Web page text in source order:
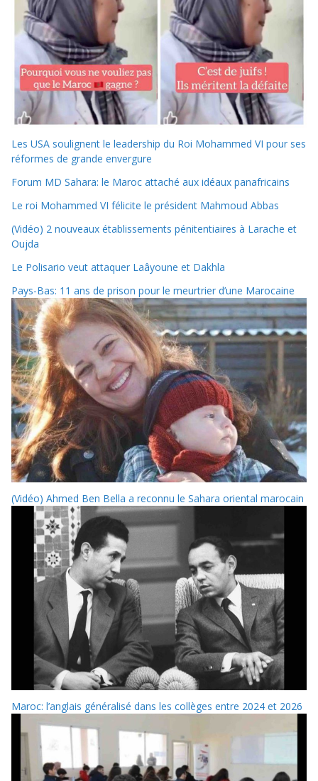
Les USA soulignent le leadership du Roi Mohammed VI pour ses
réformes de grande envergure
Forum MD Sahara: le Maroc attaché aux idéaux panafricains
Le roi Mohammed VI félicite le président Mahmoud Abbas
(Vidéo) 2 nouveaux établissements pénitentiaires à Larache et
Oujda
Le Polisario veut attaquer Laâyoune et Dakhla
Pays-Bas: 11 ans de prison pour le meurtrier d’une Marocaine
(Vidéo) Ahmed Ben Bella a reconnu le Sahara oriental marocain
Maroc: l’anglais généralisé dans les collèges entre 2024 et 2026